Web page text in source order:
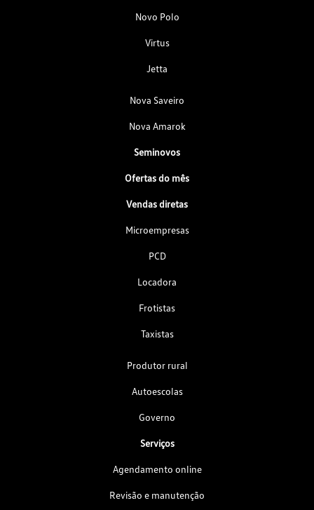
Novo Polo
Virtus
Jetta
Nova Saveiro
Nova Amarok
Seminovos
Ofertas do mês
Vendas diretas
Microempresas
PCD
Locadora
Frotistas
Taxistas
Produtor rural
Autoescolas
Governo
Serviços
Agendamento online
Revisão e manutenção